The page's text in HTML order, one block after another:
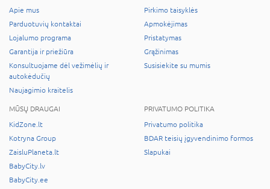
Apie mus
Parduotuvių kontaktai
Lojalumo programa
Garantija ir priežiūra
Konsultuojame dėl vežimėlių ir
autokėdučių
Naujagimio kraitelis
Pirkimo taisyklės
Apmokėjimas
Pristatymas
Grąžinimas
Susisiekite su mumis
MŪSŲ DRAUGAI
KidZone.lt
Kotryna Group
ZaisluPlaneta.lt
BabyCity.lv
BabyCity.ee
PRIVATUMO POLITIKA
Privatumo politika
BDAR teisių įgyvendinimo formos
Slapukai